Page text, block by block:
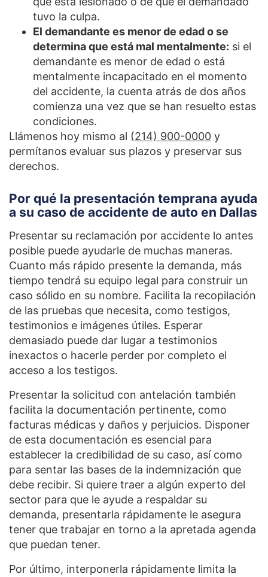
tuvo la culpa.
El demandante es menor de edad o se
determina que está mal mentalmente: si el
demandante es menor de edad o está
mentalmente incapacitado en el momento
del accidente, la cuenta atrás de dos años
comienza una vez que se han resuelto estas
condiciones.
Llámenos hoy mismo al (214) 900-0000 y
permítanos evaluar sus plazos y preservar sus
derechos.
Por qué la presentación temprana ayuda
a su caso de accidente de auto en Dallas
Presentar su reclamación por accidente lo antes
posible puede ayudarle de muchas maneras.
Cuanto más rápido presente la demanda, más
tiempo tendrá su equipo legal para construir un
caso sólido en su nombre. Facilita la recopilación
de las pruebas que necesita, como testigos,
testimonios e imágenes útiles. Esperar
demasiado puede dar lugar a testimonios
inexactos o hacerle perder por completo el
acceso a los testigos.
Presentar la solicitud con antelación también
facilita la documentación pertinente, como
facturas médicas y daños y perjuicios. Disponer
de esta documentación es esencial para
establecer la credibilidad de su caso, así como
para sentar las bases de la indemnización que
debe recibir. Si quiere traer a algún experto del
sector para que le ayude a respaldar su
demanda, presentarla rápidamente le asegura
tener que trabajar en torno a la apretada agenda
que puedan tener.
Por último, interponerla rápidamente limita la